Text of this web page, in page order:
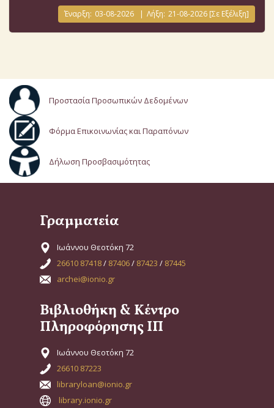
Έναρξη: 03-08-2026 | Λήξη: 21-08-2026 [Σε Εξέλιξη]
Προστασία Προσωπικών Δεδομένων
Φόρμα Επικοινωνίας και Παραπόνων
Δήλωση Προσβασιμότητας
Γραμματεία
Ιωάννου Θεοτόκη 72
26610 87418/ 87406/ 87423 / 87445
archei@ionio.gr
Βιβλιοθήκη & Κέντρο
Πληροφόρησης ΙΠ
Ιωάννου Θεοτόκη 72
26610 87223
libraryloan@ionio.gr
library.ionio.gr